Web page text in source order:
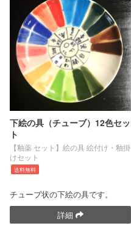
下絵の具（チューブ）12色セッ
ト
【釉薬 セット】絵の具 絵付け・釉掛
けセット
送料無料
チューブ状の下絵の具です。
詳細